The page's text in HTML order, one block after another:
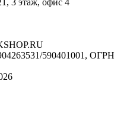
3 этаж, офис 4
590401001, ОГРН